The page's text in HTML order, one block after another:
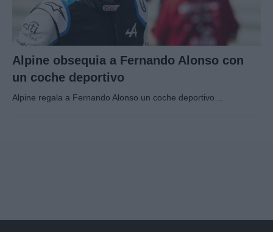
Alpine obsequia a Fernando Alonso con
un coche deportivo
Alpine regala a Fernando Alonso un coche deportivo…